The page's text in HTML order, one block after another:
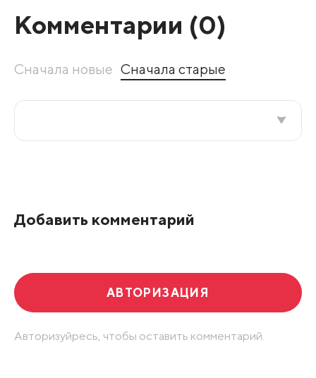
Комментарии (0)
Сначала новые Сначала старые
Добавить комментарий
АВТОРИЗАЦИЯ
Авторизуйресь, чтобы оставить комментарий.